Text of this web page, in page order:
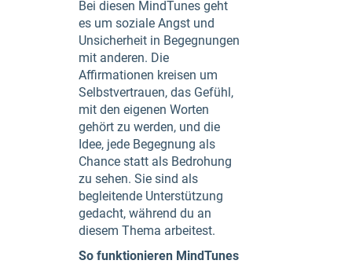
Bei diesen MindTunes geht
es um soziale Angst und
Unsicherheit in Begegnungen
mit anderen. Die
Affirmationen kreisen um
Selbstvertrauen, das Gefühl,
mit den eigenen Worten
gehört zu werden, und die
Idee, jede Begegnung als
Chance statt als Bedrohung
zu sehen. Sie sind als
begleitende Unterstützung
gedacht, während du an
diesem Thema arbeitest.
So funktionieren MindTunes